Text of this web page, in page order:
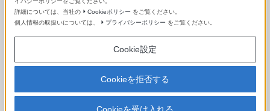
せください。また、レンズについての疑問や知りたいテ
ただいたご意見は今後の企画に役立たせていただきま
す。
リクエスト・ご意見はこちらから
詳細については、当社の
Cookieポリシー をご覧ください。
個人情報の取扱いについては、
プライバシーポリシー をご覧ください。
Cookie設定
Cookieを拒否する
Cookieを受け入れる